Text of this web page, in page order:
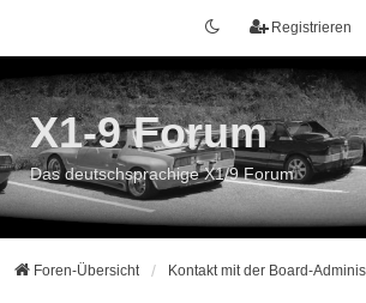
Registrieren
X1-9 Forum
Das deutschsprachige X1/9 Forum
Foren-Übersicht Kontakt mit der Board-